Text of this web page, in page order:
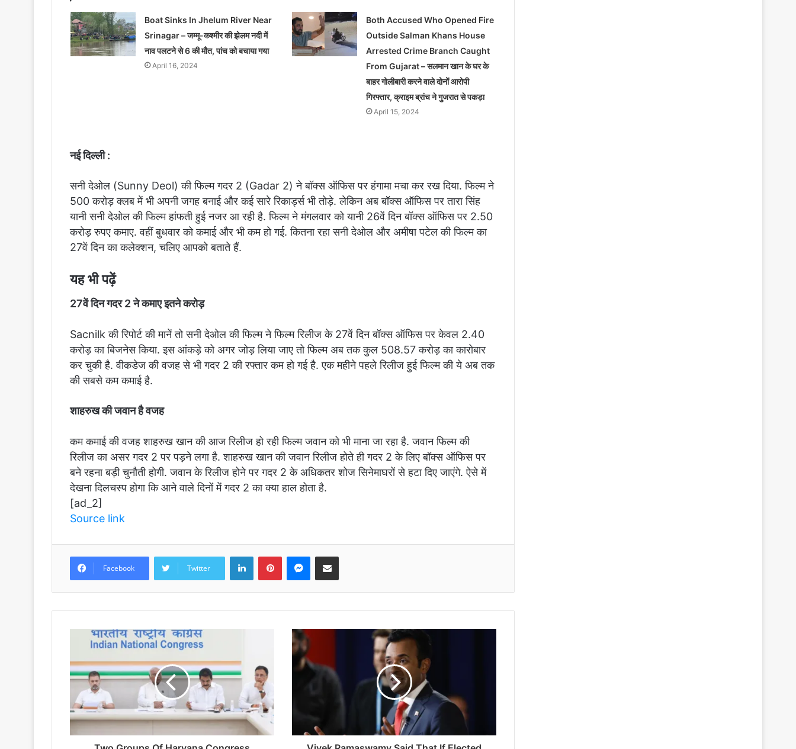
Boat Sinks In Jhelum River Near
Srinagar – जम्मू-कश्मीर की झेलम नदी में
नाव पलटने से 6 की मौत, पांच को बचाया गया
April 16, 2024
Both Accused Who Opened Fire
Outside Salman Khans House
Arrested Crime Branch Caught
From Gujarat – सलमान खान के घर के
बाहर गोलीबारी करने वाले दोनों आरोपी
गिरफ्तार, क्राइम ब्रांच ने गुजरात से पकड़ा
April 15, 2024
नई दिल्ली :
सनी देओल (Sunny Deol) की फिल्म गदर 2 (Gadar 2) ने बॉक्स ऑफिस पर हंगामा मचा कर रख दिया. फिल्म ने
500 करोड़ क्लब में भी अपनी जगह बनाई और कई सारे रिकार्ड्स भी तोड़े. लेकिन अब बॉक्स ऑफिस पर तारा सिंह
यानी सनी देओल की फिल्म हांफती हुई नजर आ रही है. फिल्म ने मंगलवार को यानी 26वें दिन बॉक्स ऑफिस पर 2.50
करोड़ रुपए कमाए. वहीं बुधवार को कमाई और भी कम हो गई. कितना रहा सनी देओल और अमीषा पटेल की फिल्म का
27वें दिन का कलेक्शन, चलिए आपको बताते हैं.
यह भी पढ़ें
27वें दिन गदर 2 ने कमाए इतने करोड़
Sacnilk की रिपोर्ट की मानें तो सनी देओल की फिल्म ने फिल्म रिलीज के 27वें दिन बॉक्स ऑफिस पर केवल 2.40
करोड़ का बिजनेस किया. इस आंकड़े को अगर जोड़ लिया जाए तो फिल्म अब तक कुल 508.57 करोड़ का कारोबार
कर चुकी है. वीकडेज की वजह से भी गदर 2 की रफ्तार कम हो गई है. एक महीने पहले रिलीज हुई फिल्म की ये अब तक
की सबसे कम कमाई है.
शाहरुख की जवान है वजह
कम कमाई की वजह शाहरुख खान की आज रिलीज हो रही फिल्म जवान को भी माना जा रहा है. जवान फिल्म की
रिलीज का असर गदर 2 पर पड़ने लगा है. शाहरुख खान की जवान रिलीज होते ही गदर 2 के लिए बॉक्स ऑफिस पर
बने रहना बड़ी चुनौती होगी. जवान के रिलीज होने पर गदर 2 के अधिकतर शोज सिनेमाघरों से हटा दिए जाएंगे. ऐसे में
देखना दिलचस्प होगा कि आने वाले दिनों में गदर 2 का क्या हाल होता है.
[ad_2]
Source link
Facebook Twitter